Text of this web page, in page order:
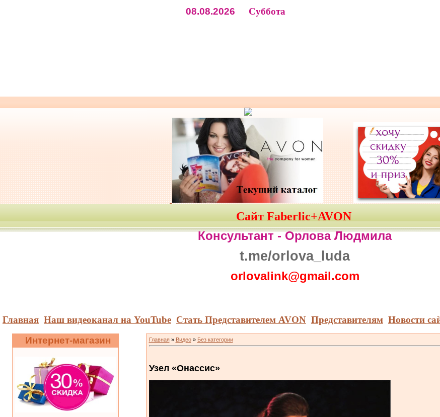
08.08.2026 Суббота
Сайт Faberlic+AVON
Консультант -Орлова Людмила
t.me/orlova_luda
orlovalink@gmail.com
Главная Наш видеоканал на YouTube Стать Представителем AVON Представителям Новости
Интернет-магазин
Главная» Видео» Без категории
Узел «Онассис»